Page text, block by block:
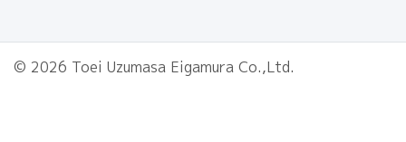
© 2026 Toei Uzumasa Eigamura Co.,Ltd.